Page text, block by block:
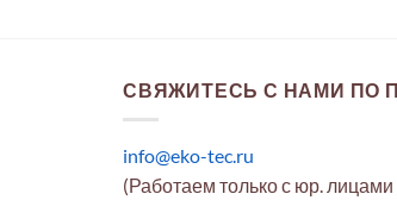
СВЯЖИТЕСЬ С НАМИ ПО
info@eko-tec.ru
(Работаем только с юр.